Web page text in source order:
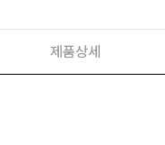
제품상세